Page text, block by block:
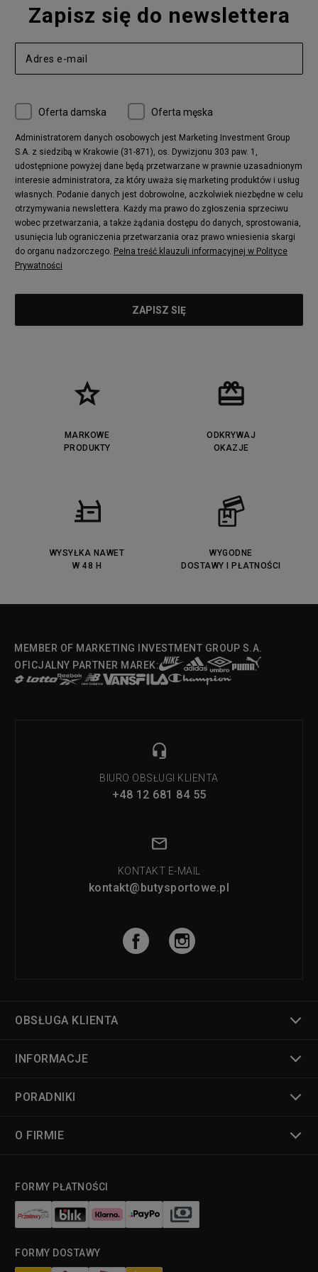
zaprojektowana z myślą o zmiennych warunkach
pogodowych, co sprawia, że trapery są idealnym wyborem na
nierównym podłożem, zapewniając stabilność na każdym
kroku. Trakcja, jaką oferują buty Helly Hansen The Forester,
trudniejszym terenie.
warunkami pogodowymi. Odkryj wszystkie fasony z kolekcji
The Forester cenionej marki Helly Hansen, które czekają na
Zapisz się do newslettera
Oferta damska Oferta męska
Administratorem danych osobowych jest Marketing Investment Group
S.A. z siedzibą w Krakowie (31-871), os. Dywizjonu 303 paw. 1,
udostępnione powyżej dane będą przetwarzane w prawnie uzasadnionym
interesie administratora, za który uważa się marketing produktów i usług
własnych. Podanie danych jest dobrowolne, aczkolwiek niezbędne w celu
otrzymywania newslettera. Każdy ma prawo do zgłoszenia sprzeciwu
wobec przetwarzania, a także żądania dostępu do danych, sprostowania,
usunięcia lub ograniczenia przetwarzania oraz prawo wniesienia skargi
do organu nadzorczego. Pełna treść klauzuli informacyjnej w Polityce
Prywatności
MARKOWE
PRODUKTY
ODKRYWAJ
OKAZJE
WYSYŁKA NAWET
W 48 H
WYGODNE
DOSTAWY I PŁATNOŚCI
MEMBER OF MARKETING INVESTMENT GROUP S.A.
OFICJALNY PARTNER MAREK:
BIURO OBSŁUGI KLIENTA
+48 12 681 84 55
KONTAKT E-MAIL
kontakt@butysportowe.pl
OBSŁUGA KLIENTA
INFORMACJE
PORADNIKI
O FIRMIE
FORMY PŁATNOŚCI
FORMY DOSTAWY